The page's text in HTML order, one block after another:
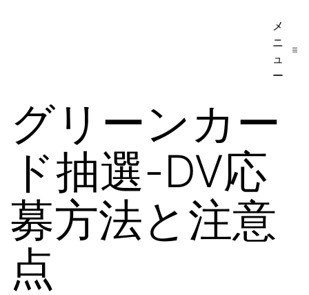
プ
移
民・
手
続
き
の
メ
ニ
ュ
ー
グリーンカー
ド抽選-DV応
募方法と注意
点